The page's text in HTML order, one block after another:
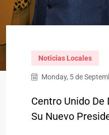
Noticias Locales
Monday, 5 de
Centro Unido
Su Nuevo